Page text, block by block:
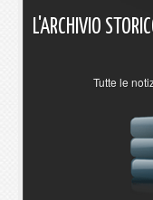
L'ARCHIVIO
Tutte le